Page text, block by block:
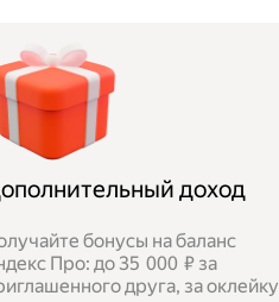
доход
бонусы на баланс
Про: до 35 000 ₽ за
друга, за оклейку